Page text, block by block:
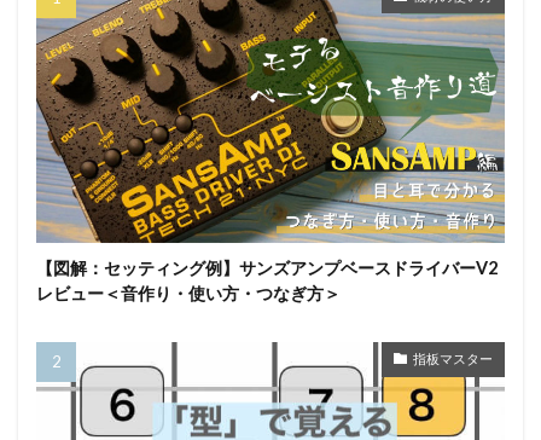
【図解：セッティング例】サンズアンプベースドライバーV2
レビュー＜音作り・使い方・つなぎ方＞
指板マスター